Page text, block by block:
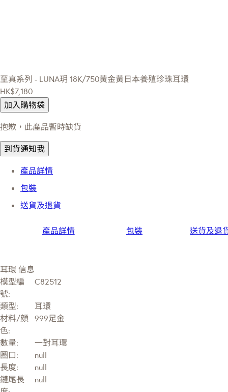
至真系列 - LUNA玥 18K/750黃金黃日本養殖珍珠耳環
HK$7,180
加入購物袋
抱歉，此產品暫時缺貨
到貨通知我
產品詳情
包裝
送貨及退貨
產品詳情 包裝 送貨及退
耳環 信息
模型編
號:
C82512
類型:
耳環
材料/顔
色:
999足金
數量:
一對耳環
圈口:
null
長度:
null
鏈尾長
null